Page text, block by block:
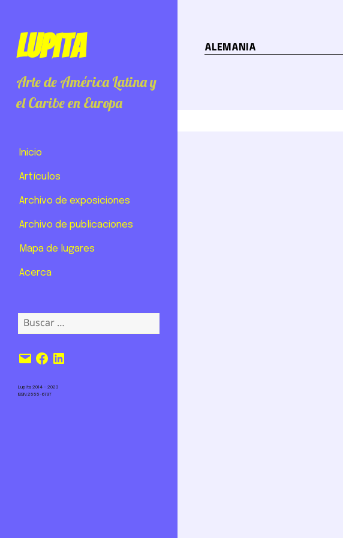
Lupita
Arte de América Latina y
el Caribe en Europa
Inicio
Artículos
Archivo de exposiciones
Archivo de publicaciones
Mapa de lugares
Acerca
Buscar:
Correo
electrónico
Facebook
LinkedIn
Lupita 2014 – 2023
ISSN 2555-6797
ALEMANIA